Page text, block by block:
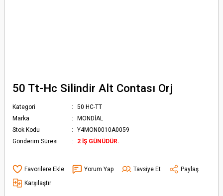
50 Tt-Hc Silindir Alt Contası Orj
Kategori
50 HC-TT
Marka
MONDİAL
Stok Kodu
Y4MON0010A0059
Gönderim Süresi
2 İŞ GÜNÜDÜR.
Yorum Yap Tavsiye Et
Paylaş
Karşılaştır